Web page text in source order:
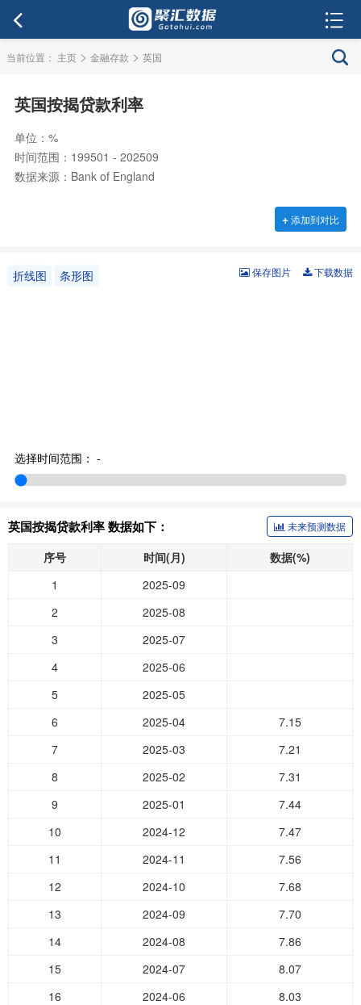
当前位置： 主页 > 金融存款 > 英国
英国按揭贷款利率
单位：%
时间范围：199501 - 202509
数据来源：Bank of England
+添加到对比
折线图 条形图 下载数据
保存图片
选择时间范围： -
英国按揭贷款利率 数据如下： 未来预测数据
序号 时间(月)
数据(%)
1
2025-09
2
2025-08
3
2025-07
4
2025-06
5
2025-05
6
2025-04
7.15
7
2025-03
7.21
8
2025-02
7.31
9
2025-01
7.44
10
2024-12
7.47
11
2024-11
7.56
12
2024-10
7.68
13
2024-09
7.70
14
2024-08
7.86
15
2024-07
8.07
16
2024-06
8.03